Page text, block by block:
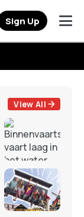
Sign Up
View All